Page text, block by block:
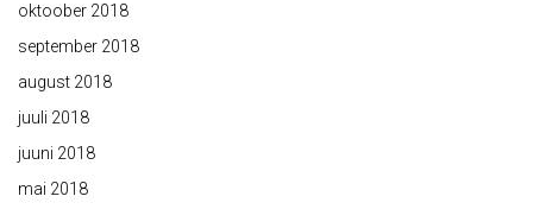
oktoober 2018
september 2018
august 2018
juuli 2018
juuni 2018
mai 2018